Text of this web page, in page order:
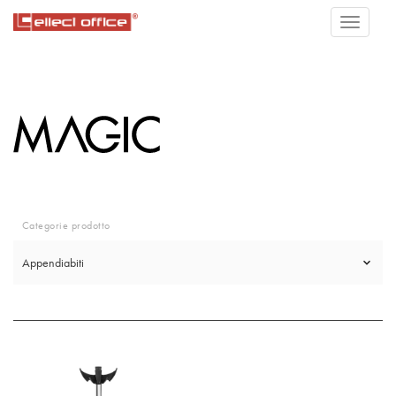
Categorie prodotto